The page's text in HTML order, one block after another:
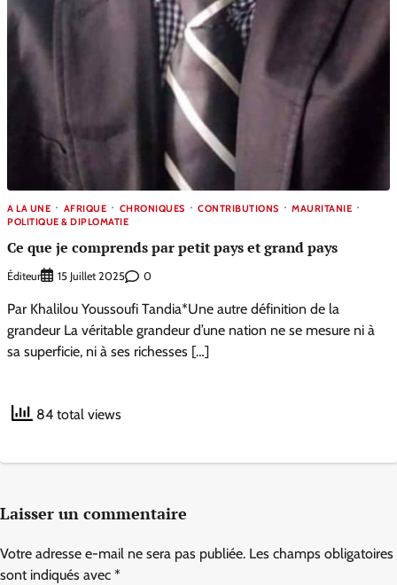
A LA UNE AFRIQUE CHRONIQUES CONTRIBUTIONS
MAURITANIE
POLITIQUE & DIPLOMATIE
Ce que je comprends par petit pays et grand pays
Éditeur 15 Juillet 2025 0
Par Khalilou Youssoufi Tandia*Une autre définition de la
grandeur La véritable grandeur d’une nation ne se mesure ni à
sa superficie, ni à ses richesses […]
84 total views
Laisser un commentaire
Votre adresse e-mail ne sera pas publiée. Les champs obligatoires
sont indiqués avec *